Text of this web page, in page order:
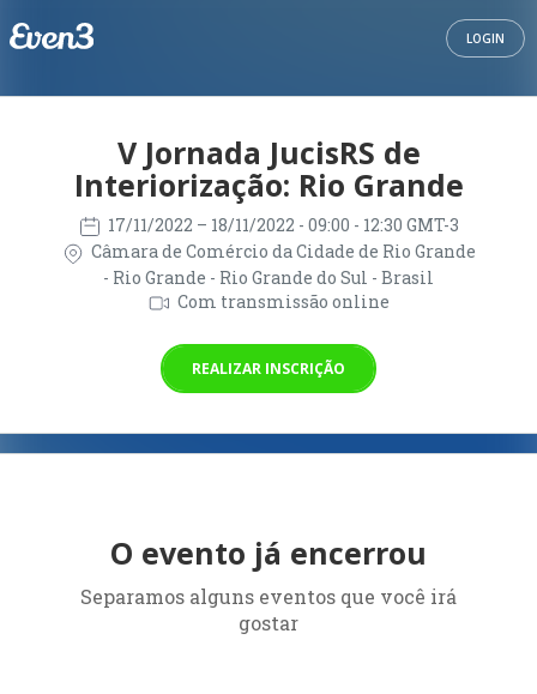
LOGIN
V Jornada JucisRS de
Interiorização: Rio Grande
17/11/2022 – 18/11/2022 - 09:00 - 12:30 GMT-3
Câmara de Comércio da Cidade de Rio Grande
- Rio Grande - Rio Grande do Sul - Brasil
Com transmissão online
REALIZAR INSCRIÇÃO
O evento já encerrou
Separamos alguns eventos que você irá
gostar